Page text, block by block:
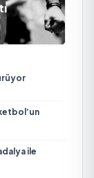
ile